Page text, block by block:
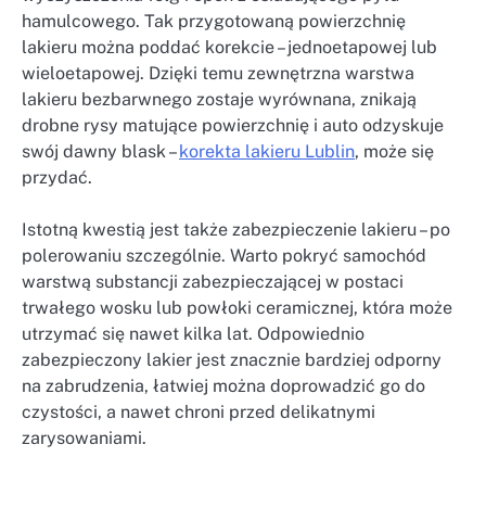
hamulcowego. Tak przygotowaną powierzchnię
lakieru można poddać korekcie – jednoetapowej lub
wieloetapowej. Dzięki temu zewnętrzna warstwa
lakieru bezbarwnego zostaje wyrównana, znikają
drobne rysy matujące powierzchnię i auto odzyskuje
swój dawny blask – korekta lakieru Lublin, może się
przydać.
Istotną kwestią jest także zabezpieczenie lakieru – po
polerowaniu szczególnie. Warto pokryć samochód
warstwą substancji zabezpieczającej w postaci
trwałego wosku lub powłoki ceramicznej, która może
utrzymać się nawet kilka lat. Odpowiednio
zabezpieczony lakier jest znacznie bardziej odporny
na zabrudzenia, łatwiej można doprowadzić go do
czystości, a nawet chroni przed delikatnymi
zarysowaniami.